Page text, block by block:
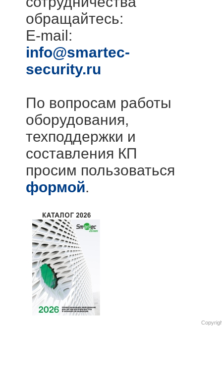
обращайтесь:
E-mail:
info@smartec-
security.ru
По вопросам работы
оборудования,
техподдержки и
составления КП
просим пользоваться
формой.